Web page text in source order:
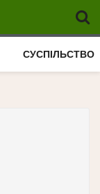
СУСПІЛЬСТВО